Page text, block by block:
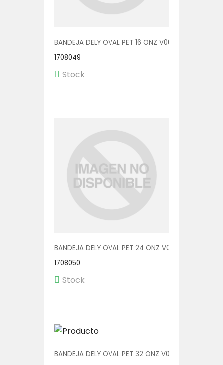
BANDEJA DELY OVAL PET 16 ONZ V00512/P 1/500
1708049
Stock
BANDEJA DELY OVAL PET 24 ONZ V00513/P 1/300
1708050
Stock
BANDEJA DELY OVAL PET 32 ONZ V00514/P 1/200